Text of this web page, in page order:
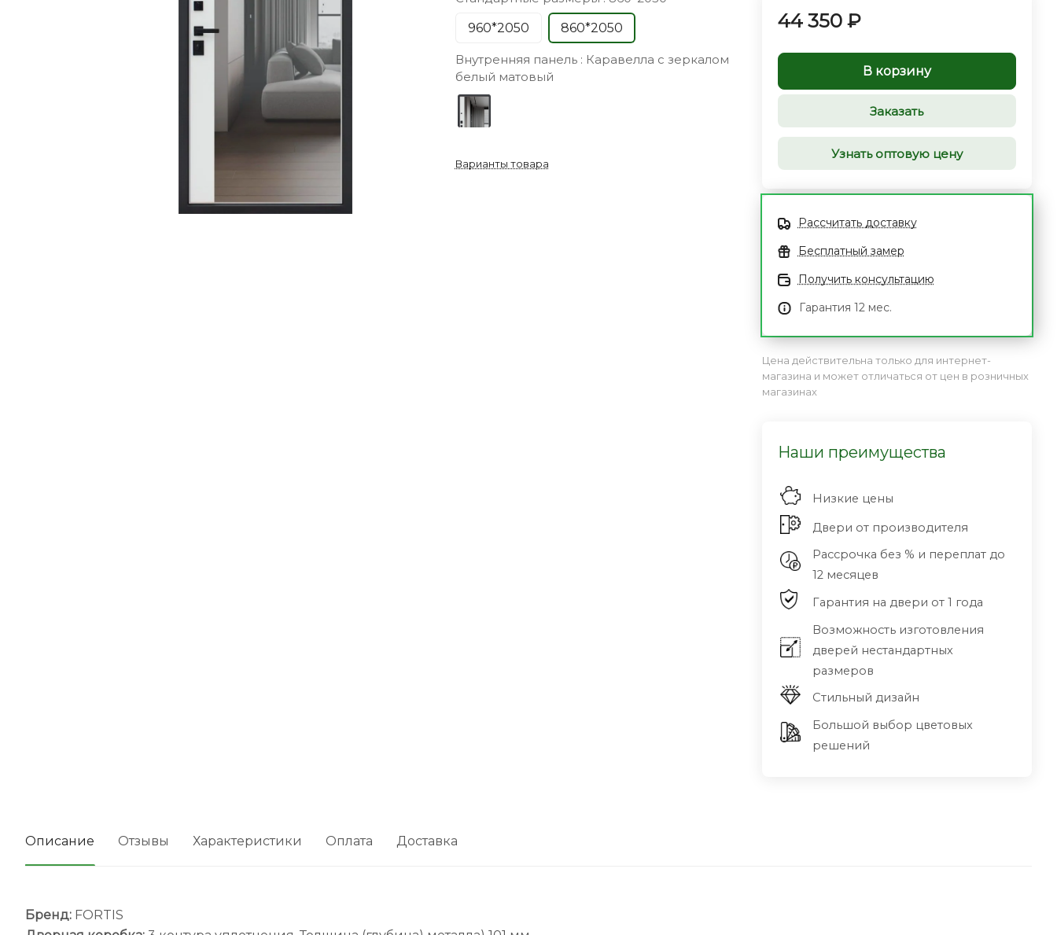
960*2050
860*2050
Внутренняя панель : Каравелла с зеркалом
белый матовый
Варианты товара
44 350 ₽
В корзину
Заказать
Узнать оптовую цену
Рассчитать доставку
Бесплатный замер
Получить консультацию
Гарантия 12 мес.
Цена действительна только для интернет-
магазина и может отличаться от цен в розничных
магазинах
Наши преимущества
Низкие цены
Двери от производителя
Рассрочка без % и переплат до
12 месяцев
Гарантия на двери от 1 года
Возможность изготовления
дверей нестандартных
размеров
Стильный дизайн
Большой выбор цветовых
решений
Описание Отзывы Характеристики Оплата Доставка
Бренд: FORTIS